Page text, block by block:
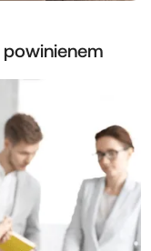
powinienem